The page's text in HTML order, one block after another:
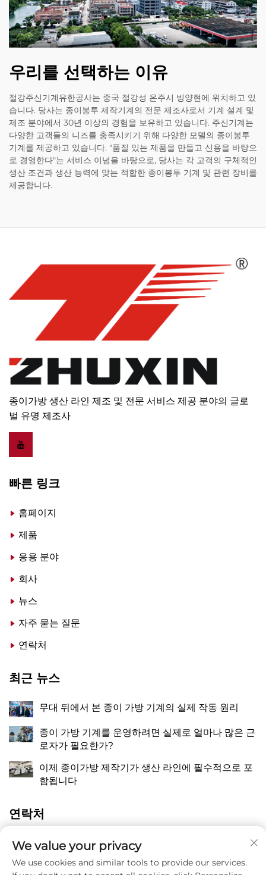
우리를 선택하는 이유
절강주신기계유한공사는 중국 절강성 온주시 빙양현에 위치하고 있
습니다. 당사는 종이봉투 제작기계의 전문 제조사로서 기계 설계 및
제조 분야에서 30년 이상의 경험을 보유하고 있습니다. 주신기계는
다양한 고객들의 니즈를 충족시키기 위해 다양한 모델의 종이봉투
기계를 제공하고 있습니다. "품질 있는 제품을 만들고 신용을 바탕으
로 경영한다"는 서비스 이념을 바탕으로, 당사는 각 고객의 구체적인
생산 조건과 생산 능력에 맞는 적합한 종이봉투 기계 및 관련 장비를
제공합니다.
종이가방 생산 라인 제조 및 전문 서비스 제공 분야의 글로
벌 유명 제조사
빠른 링크
홈페이지
제품
응용 분야
회사
뉴스
자주 묻는 질문
연락처
최근 뉴스
무대 뒤에서 본 종이 가방 기계의 실제 작동 원리
종이 가방 기계를 운영하려면 실제로 얼마나 많은 근
로자가 필요한가?
이제 종이가방 제작기가 생산 라인에 필수적으로 포
함됩니다
연락처
A
중국 절강성 온주시 핑양현 만천진 장치오 동 량유로
We value your privacy
We use cookies and similar tools to provide our services.